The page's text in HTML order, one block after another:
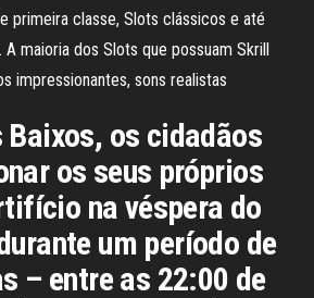
primeira classe, Slots clássicos e até
maioria dos Slots que possuam Skrill
impressionantes, sons realistas
Baixos, os cidadãos
os seus próprios
na véspera do
um período de
– entre as 22:00 de